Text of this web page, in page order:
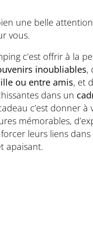
une belle
vous.
c’est offrir à la
inoubliables,
ou entre amis, et
dans un
c’est donner à
mémorables,
leurs liens dans
apaisant.